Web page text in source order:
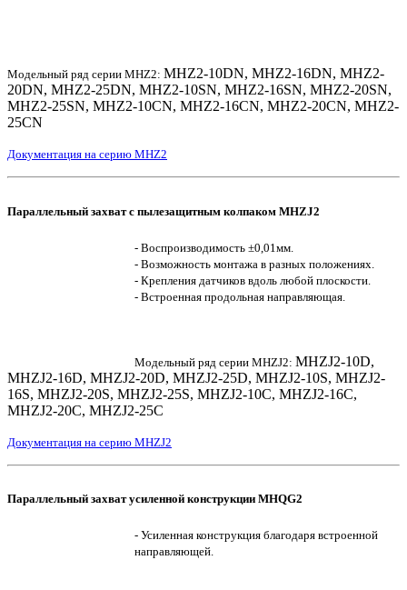
Модельный ряд серии MHZ2: MHZ2-10DN, MHZ2-16DN, MHZ2-
20DN, MHZ2-25DN, MHZ2-10SN, MHZ2-16SN, MHZ2-20SN,
MHZ2-25SN, MHZ2-10CN, MHZ2-16CN, MHZ2-20CN, MHZ2-
25CN
Документация на серию MHZ2
Параллельный захват с пылезащитным колпаком MHZJ2
- Воспроизводимость ±0,01мм.
- Возможность монтажа в разных положениях.
- Крепления датчиков вдоль любой плоскости.
- Встроенная продольная направляющая.
Модельный ряд серии MHZJ2: MHZJ2-10D,
MHZJ2-16D, MHZJ2-20D, MHZJ2-25D, MHZJ2-10S, MHZJ2-
16S, MHZJ2-20S, MHZJ2-25S, MHZJ2-10C, MHZJ2-16C,
MHZJ2-20C, MHZJ2-25C
Документация на серию MHZJ2
Параллельный захват усиленной конструкции MHQG2
- Усиленная конструкция благодаря встроенной
направляющей.